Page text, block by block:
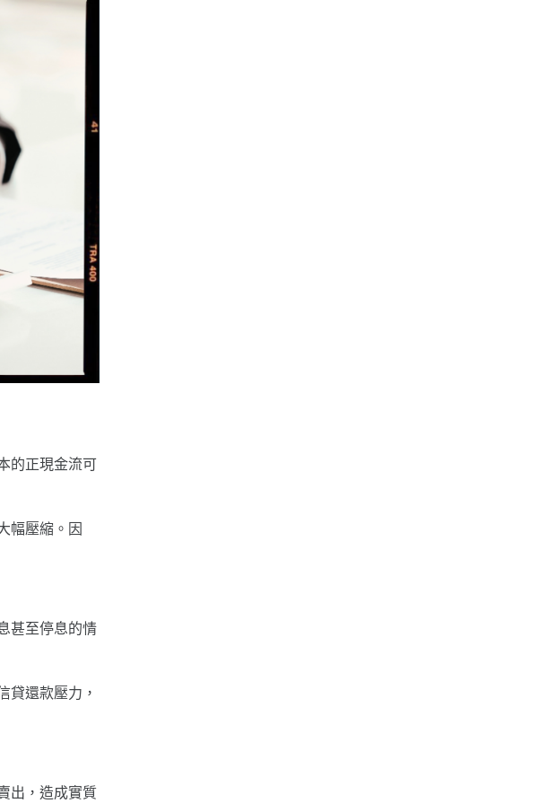
的正現金流可
幅壓縮。因
甚至停息的情
貸還款壓力，
出，造成實質